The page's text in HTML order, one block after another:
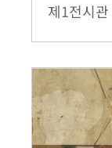
제1전시관